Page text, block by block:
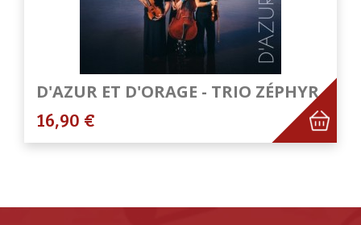
D'AZUR ET D'ORAGE - TRIO ZÉPHYR
16,90 €